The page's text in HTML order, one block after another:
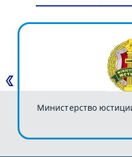
Министерство